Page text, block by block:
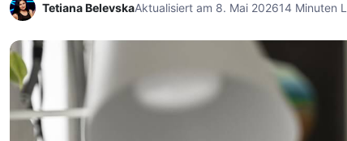
Tetiana BelevskaAktualisiert am 8. Mai 202614 Minuten